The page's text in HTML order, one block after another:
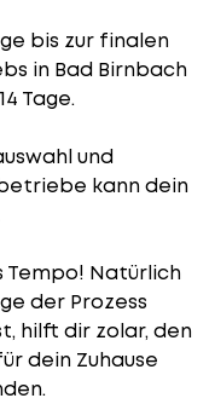
bis zur finalen
in Bad Birnbach
Tage.
und
kann dein
Tempo! Natürlich
der Prozess
hilft dir zolar, den
dein Zuhause